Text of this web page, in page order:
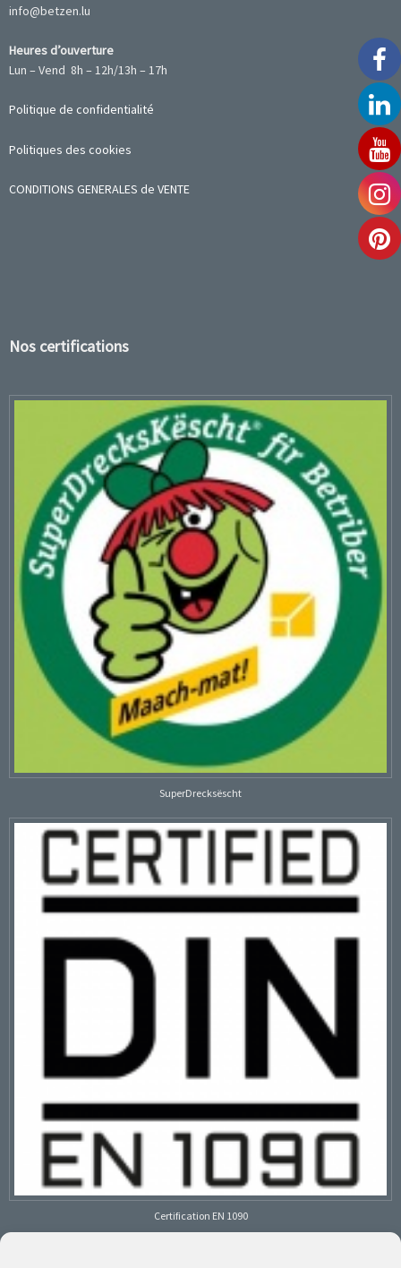
info@betzen.lu
Heures d’ouverture
Lun – Vend 8h – 12h/13h – 17h
Politique de confidentialité
Politiques des cookies
CONDITIONS GENERALES de VENTE
Nos certifications
SuperDrecksëscht
Certification EN 1090